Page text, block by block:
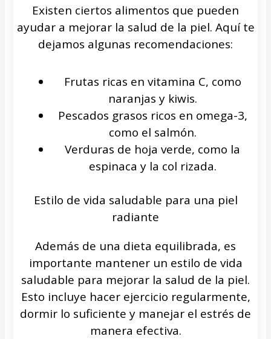
Existen ciertos alimentos que pueden
ayudar a mejorar la salud de la piel. Aquí te
dejamos algunas recomendaciones:
Frutas ricas en vitamina C, como
naranjas y kiwis.
Pescados grasos ricos en omega-3,
como el salmón.
Verduras de hoja verde, como la
espinaca y la col rizada.
Estilo de vida saludable para una piel
radiante
Además de una dieta equilibrada, es
importante mantener un estilo de vida
saludable para mejorar la salud de la piel.
Esto incluye hacer ejercicio regularmente,
dormir lo suficiente y manejar el estrés de
manera efectiva.